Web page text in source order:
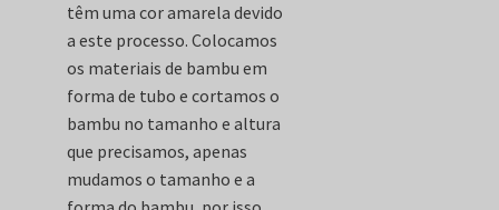
têm uma cor amarela devido
a este processo. Colocamos
os materiais de bambu em
forma de tubo e cortamos o
bambu no tamanho e altura
que precisamos, apenas
mudamos o tamanho e a